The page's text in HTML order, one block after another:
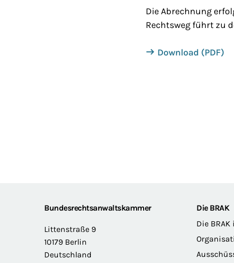
Die Abrechnung
Rechtsweg führt zu
Download (PDF)
FooterBundesrechtsanwaltskammer
Littenstraße 9
10179 Berlin
Deutschland
Die BRAK
Die